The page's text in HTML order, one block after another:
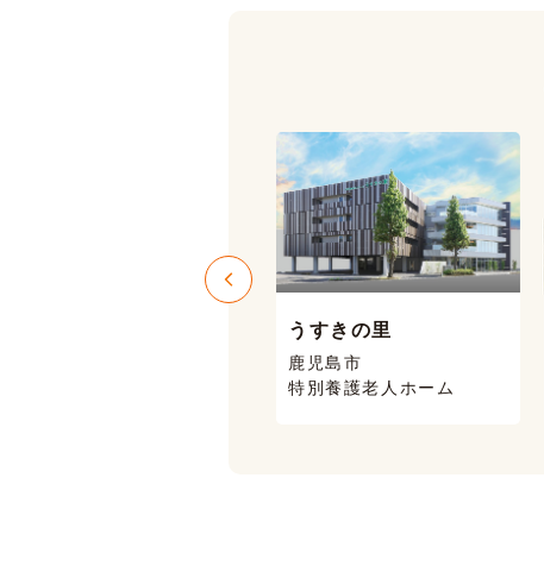
うすきの里
鹿児島市
特別養護老人ホーム